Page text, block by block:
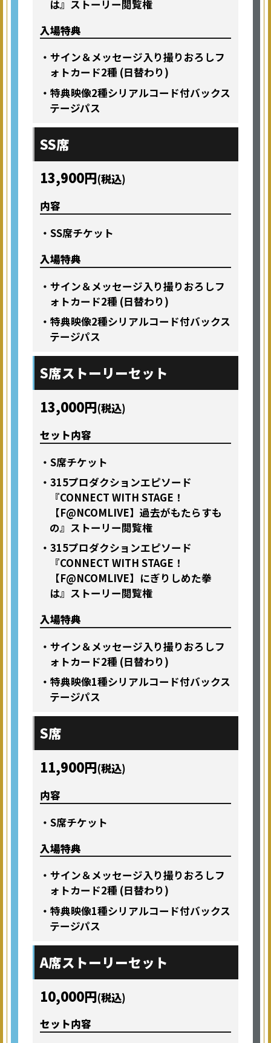
は』ストーリー閲覧権
入場特典
・サイン＆メッセージ入り撮りおろしフ
ォトカード2種 (日替わり)
・特典映像2種シリアルコード付バックス
テージパス
SS席
13,900円(税込)
内容
・SS席チケット
入場特典
・サイン＆メッセージ入り撮りおろしフ
ォトカード2種 (日替わり)
・特典映像2種シリアルコード付バックス
テージパス
S席ストーリーセット
13,000円(税込)
セット内容
・S席チケット
・315プロダクションエピソード
『CONNECT WITH STAGE！
【F@NCOMLIVE】過去がもたらすも
の』ストーリー閲覧権
・315プロダクションエピソード
『CONNECT WITH STAGE！
【F@NCOMLIVE】にぎりしめた拳
は』ストーリー閲覧権
入場特典
・サイン＆メッセージ入り撮りおろしフ
ォトカード2種 (日替わり)
・特典映像1種シリアルコード付バックス
テージパス
S席
11,900円(税込)
内容
・S席チケット
入場特典
・サイン＆メッセージ入り撮りおろしフ
ォトカード2種 (日替わり)
・特典映像1種シリアルコード付バックス
テージパス
A席ストーリーセット
10,000円(税込)
セット内容